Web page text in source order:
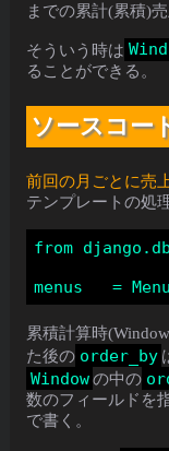
までの累計(累積)
そういう時は
ることができる。
ソースコー
前回の月ごとに売
テンプレートの処
from
累積計算時
た後の order_by
Window の中の
数のフィールドを
で書く。